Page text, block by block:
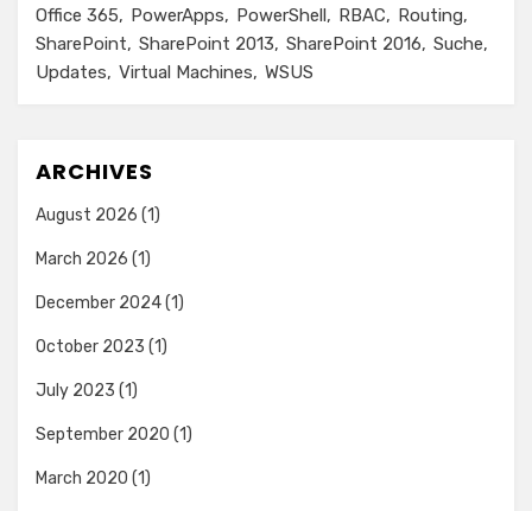
Office 365
PowerApps PowerShell RBAC
Routing
SharePoint
SharePoint 2013 SharePoint 2016
Suche
Updates
Virtual Machines WSUS
ARCHIVES
August 2026 (1)
March 2026 (1)
December 2024(1)
October 2023 (1)
July 2023 (1)
September 2020 (1)
March 2020 (1)